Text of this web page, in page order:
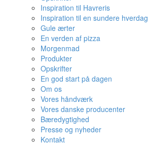
Inspiration til Havreris
Inspiration til en sundere hverdag
Gule ærter
En verden af pizza
Morgenmad
Produkter
Opskrifter
En god start på dagen
Om os
Vores håndværk
Vores danske producenter
Bæredygtighed
Presse og nyheder
Kontakt